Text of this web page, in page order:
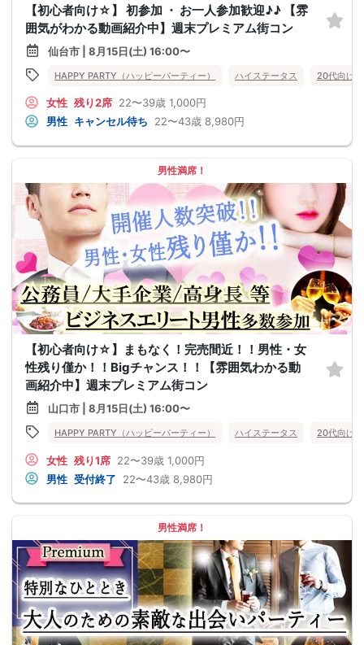
【初心者向け☆】 初参加 ・ お一人参加歓迎♪♪ 【雰
囲気がわかる動画紹介中】週末プレミアム街コン
仙台市 | 8月15日(土) 16:00〜
HAPPY PARTY（ハッピーパーティー） ハイステータス 20代向け
女性 残り2席 22〜39歳 1,000円
男性 キャンセル待ち 22〜43歳 8,980円
男性満席！
【初心者向け☆】まもなく！完売間近！！男性・女
性残り僅か！！Bigチャンス！！【雰囲気わかる動
画紹介中】週末プレミアム街コン
山口市 | 8月15日(土) 16:00〜
HAPPY PARTY（ハッピーパーティー） ハイステータス 20代向け
女性 残り1席 22〜39歳 1,000円
男性 受付終了 22〜43歳 8,980円
男性満席！